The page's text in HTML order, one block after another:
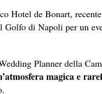
Hotel de Bonart,
di Napoli per un
Planner della
magica e